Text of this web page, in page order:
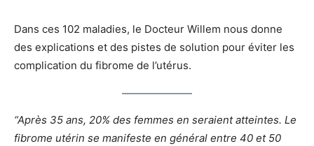
Dans ces 102 maladies, le Docteur Willem nous donne
des explications et des pistes de solution pour éviter les
complication du fibrome de l’utérus.
“Après 35 ans, 20% des femmes en seraient atteintes. Le
fibrome utérin se manifeste en général entre 40 et 50